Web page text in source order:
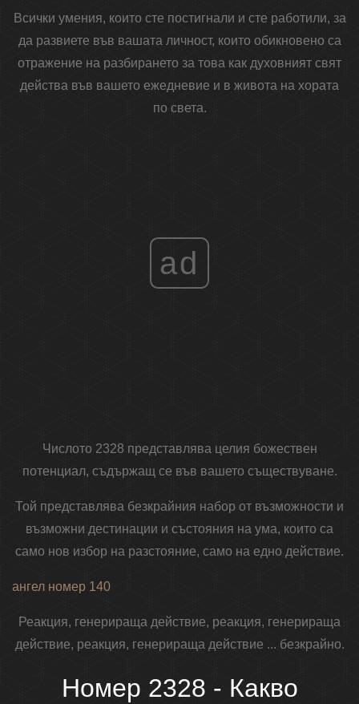
Всички умения, които сте постигнали и сте работили, за
да развиете във вашата личност, които обикновено са
отражение на разбирането за това как духовният свят
действа във вашето ежедневие и в живота на хората
по света.
ad
Числото 2328 представлява целия божествен
потенциал, съдържащ се във вашето съществуване.
Той представлява безкрайния набор от възможности и
възможни дестинации и състояния на ума, които са
само нов избор на разстояние, само на едно действие.
ангел номер 140
Реакция, генерираща действие, реакция, генерираща
действие, реакция, генерираща действие ... безкрайно.
Номер 2328 - Какво